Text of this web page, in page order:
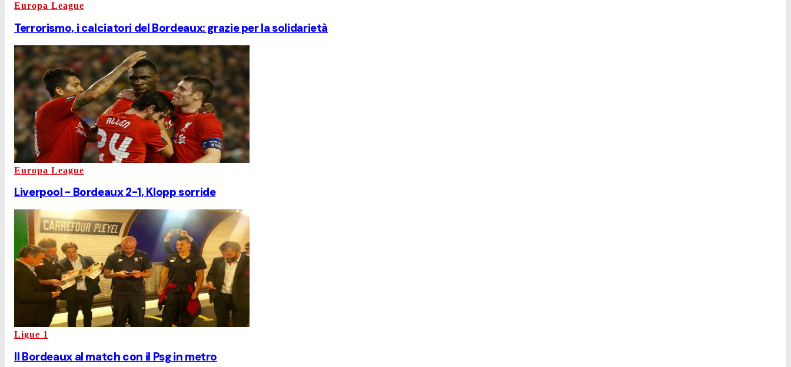
Europa League
Terrorismo, i calciatori del Bordeaux: grazie per la solidarietà
Europa League
Liverpool - Bordeaux 2-1, Klopp sorride
Ligue 1
Il Bordeaux al match con il Psg in metro